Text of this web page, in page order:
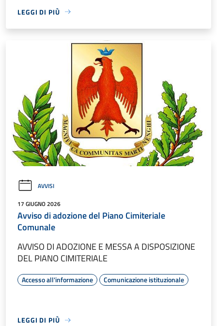
LEGGI DI PIÙ
AVVISI
17 GIUGNO 2026
Avviso di adozione del Piano Cimiteriale
Comunale
AVVISO DI ADOZIONE E MESSA A DISPOSIZIONE
DEL PIANO CIMITERIALE
Accesso all'informazione Comunicazione istituzionale
LEGGI DI PIÙ